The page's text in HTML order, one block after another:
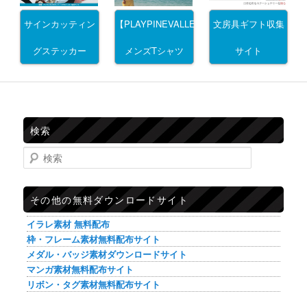
サインカッティン
グステッカー
【PLAYPINEVALLEY】
メンズTシャツ
文房具ギフト収集
サイト
検索
検索
その他の無料ダウンロードサイト
イラレ素材 無料配布
枠・フレーム素材無料配布サイト
メダル・バッジ素材ダウンロードサイト
マンガ素材無料配布サイト
リボン・タグ素材無料配布サイト